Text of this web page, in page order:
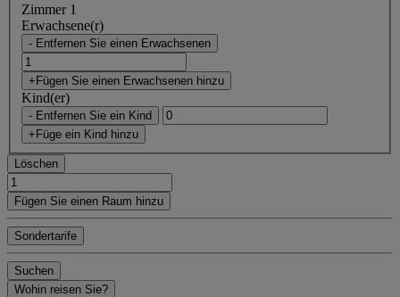
Zimmer 1
Erwachsene(r)
- Entfernen Sie einen Erwachsenen
+Fügen Sie einen Erwachsenen hinzu
Kind(er)
- Entfernen Sie ein Kind
+Füge ein Kind hinzu
Löschen
Fügen Sie einen Raum hinzu
Sondertarife
Suchen
Wohin reisen Sie?